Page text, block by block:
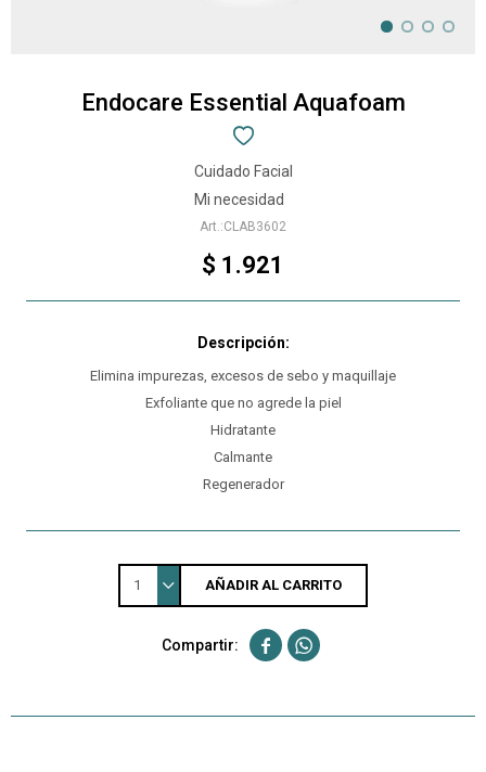
Endocare Essential Aquafoam
Cuidado Facial
Mi necesidad
CLAB3602
$ 1.921
Elimina impurezas, excesos de sebo y maquillaje
Exfoliante que no agrede la piel
Hidratante
Calmante
Regenerador
1 AÑADIR AL CARRITO
 